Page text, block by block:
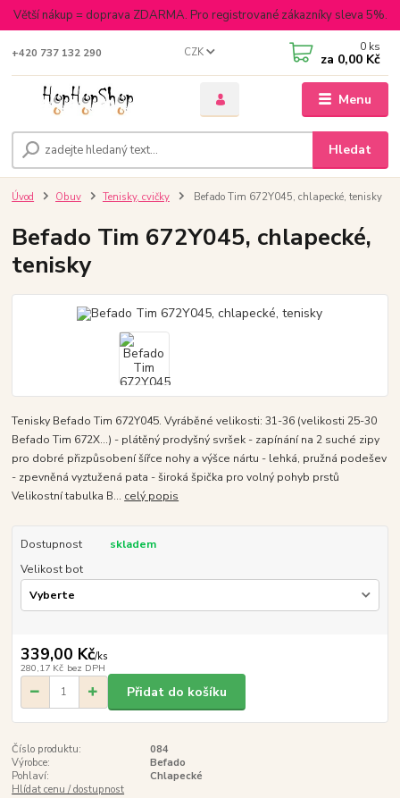
Větší nákup = doprava ZDARMA. Pro registrované zákazníky sleva 5%.
Menu
CZK
Hledat
+420 737 132 290 0 ks
za 0,00 Kč
Úvod Obuv Tenisky, cvičky Befado Tim 672Y045, chlapecké, tenisky
Befado Tim 672Y045, chlapecké,
tenisky
Tenisky Befado Tim 672Y045. Vyráběné velikosti: 31-36 (velikosti 25-30
Befado Tim 672X...) - plátěný prodyšný svršek - zapínání na 2 suché zipy
pro dobré přizpůsobení šířce nohy a výšce nártu - lehká, pružná podešev
- zpevněná vyztužená pata - široká špička pro volný pohyb prstů
Velikostní tabulka B... celý popis
Dostupnost
skladem
Velikost bot
339,00 Kč/ks
280,17 Kč bez DPH
Přidat do košíku
Číslo produktu:
084
Výrobce:
Befado
Pohlaví:
Chlapecké
Hlídat cenu / dostupnost